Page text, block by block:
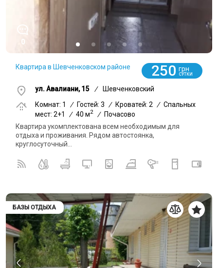
0
Квартира в Шевченковском районе 250 грн
СУТКИ
ул. Авалиани, 15 /
Шевченковский
Комнат: 1
/ Гостей: 3 / Кроватей: 2 / Спальных
мест: 2+1
/ 40 м2 /
Почасово
Квартира укомплектована всем необходимым для
отдыха и проживания. Рядом автостоянка,
круглосуточный...
БАЗЫ ОТДЫХА